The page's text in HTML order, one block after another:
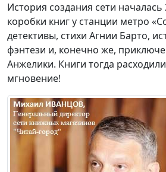
История создания сети началась
коробки книг у станции метро
детективы, стихи Агнии Барто,
фэнтези и, конечно же,
Анжелики. Книги тогда
мгновение!